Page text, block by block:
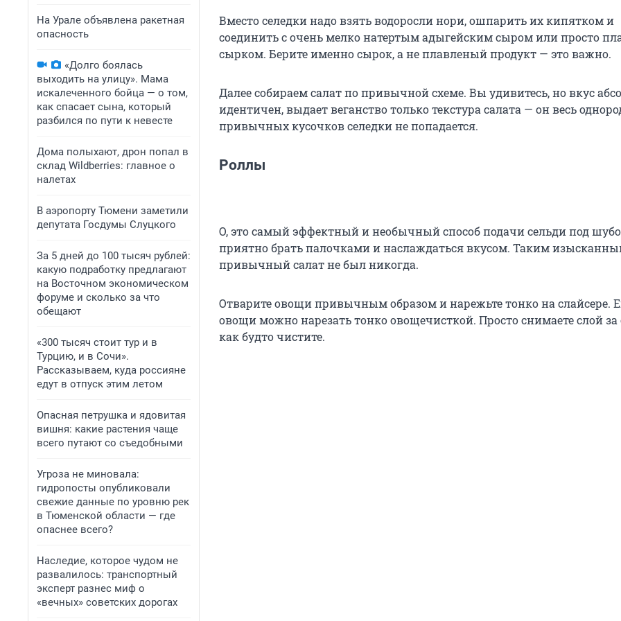
На Урале объявлена ракетная
опасность
«Долго боялась
выходить на улицу». Мама
искалеченного бойца — о том,
как спасает сына, который
разбился по пути к невесте
Дома полыхают, дрон попал в
склад Wildberries: главное о
налетах
В аэропорту Тюмени заметили
депутата Госдумы Слуцкого
За 5 дней до 100 тысяч рублей:
какую подработку предлагают
на Восточном экономическом
форуме и сколько за что
обещают
«300 тысяч стоит тур и в
Турцию, и в Сочи».
Рассказываем, куда россияне
едут в отпуск этим летом
Опасная петрушка и ядовитая
вишня: какие растения чаще
всего путают со съедобными
Угроза не миновала:
гидропосты опубликовали
свежие данные по уровню рек
в Тюменской области — где
опаснее всего?
Наследие, которое чудом не
развалилось: транспортный
эксперт разнес миф о
«вечных» советских дорогах
Вместо селедки надо взять водоросли нори, ошпарить их кипятком и
соединить с очень мелко натертым адыгейским сыром или просто
сырком. Берите именно сырок, а не плавленый продукт — это важно.
Далее собираем салат по привычной схеме. Вы удивитесь, но вкус
идентичен, выдает веганство только текстура салата — он весь
привычных кусочков селедки не попадается.
Роллы
О, это самый эффектный и необычный способ подачи сельди под
приятно брать палочками и наслаждаться вкусом. Таким
привычный салат не был никогда.
Отварите овощи привычным образом и нарежьте тонко на слайсере.
овощи можно нарезать тонко овощечисткой. Просто снимаете слой за
как будто чистите.